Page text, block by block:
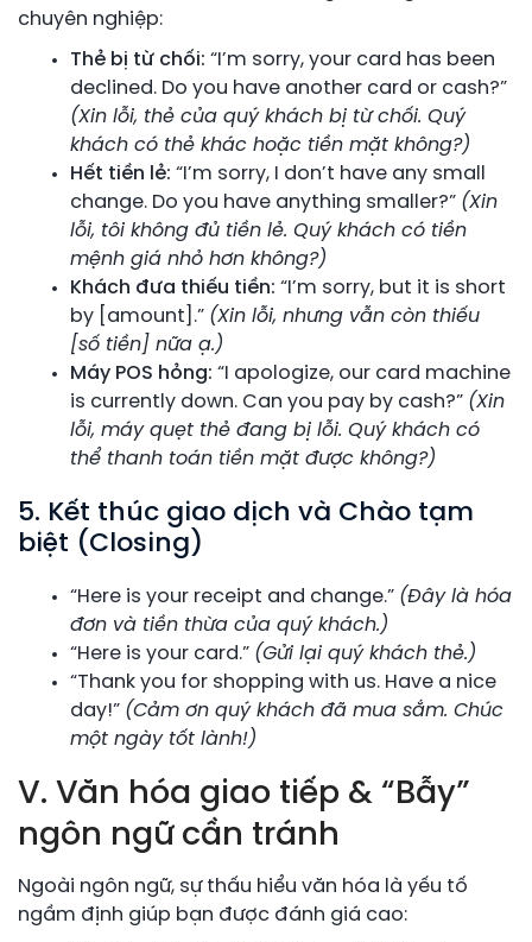
chuyên nghiệp:
Thẻ bị từ chối: “I’m sorry, your card has been
declined. Do you have another card or cash?”
(Xin lỗi, thẻ của quý khách bị từ chối. Quý
khách có thẻ khác hoặc tiền mặt không?)
Hết tiền lẻ: “I’m sorry, I don’t have any small
change. Do you have anything smaller?” (Xin
lỗi, tôi không đủ tiền lẻ. Quý khách có tiền
mệnh giá nhỏ hơn không?)
Khách đưa thiếu tiền: “I’m sorry, but it is short
by [amount].” (Xin lỗi, nhưng vẫn còn thiếu
[số tiền] nữa ạ.)
Máy POS hỏng: “I apologize, our card machine
is currently down. Can you pay by cash?” (Xin
lỗi, máy quẹt thẻ đang bị lỗi. Quý khách có
thể thanh toán tiền mặt được không?)
5. Kết thúc giao dịch và Chào tạm
biệt (Closing)
“Here is your receipt and change.” (Đây là hóa
đơn và tiền thừa của quý khách.)
“Here is your card.” (Gửi lại quý khách thẻ.)
“Thank you for shopping with us. Have a nice
day!” (Cảm ơn quý khách đã mua sắm. Chúc
một ngày tốt lành!)
V. Văn hóa giao tiếp & “Bẫy”
ngôn ngữ cần tránh
Ngoài ngôn ngữ, sự thấu hiểu văn hóa là yếu tố
ngầm định giúp bạn được đánh giá cao: